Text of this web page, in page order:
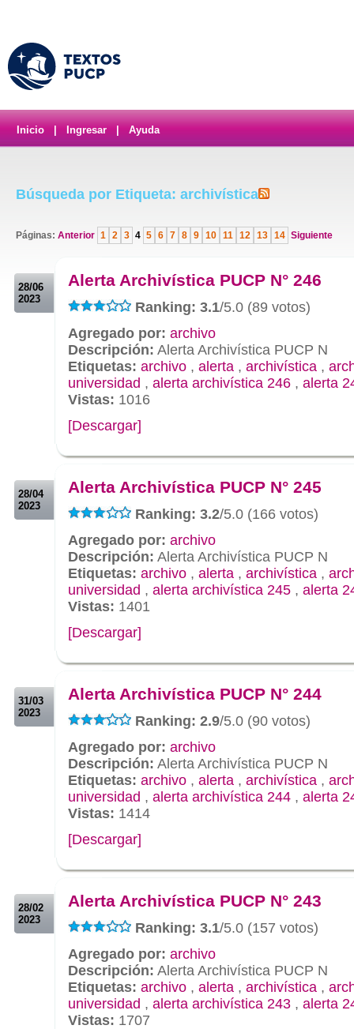
Inicio Ingresar Ayuda
Búsqueda por Etiqueta: archivística
Páginas: Anterior 1 2 3 4 5 6 7 8 9 10 11 12 13 14 Siguiente
28/06
2023
Alerta Archivística PUCP N° 246
Ranking: 3.1/5.0 (89 votos)
Agregado por: archivo
Descripción: Alerta Archivística PUCP N
Etiquetas: archivo , alerta , archivística ,
universidad , alerta archivística 246 , alerta
Vistas: 1016
[Descargar]
28/04
2023
Alerta Archivística PUCP N° 245
Ranking: 3.2/5.0 (166 votos)
Agregado por: archivo
Descripción: Alerta Archivística PUCP N
Etiquetas: archivo , alerta , archivística ,
universidad , alerta archivística 245 , alerta
Vistas: 1401
[Descargar]
31/03
2023
Alerta Archivística PUCP N° 244
Ranking: 2.9/5.0 (90 votos)
Agregado por: archivo
Descripción: Alerta Archivística PUCP N
Etiquetas: archivo , alerta , archivística ,
universidad , alerta archivística 244 , alerta
Vistas: 1414
[Descargar]
28/02
2023
Alerta Archivística PUCP N° 243
Ranking: 3.1/5.0 (157 votos)
Agregado por: archivo
Descripción: Alerta Archivística PUCP N
Etiquetas: archivo , alerta , archivística ,
universidad , alerta archivística 243 , alerta
Vistas: 1707